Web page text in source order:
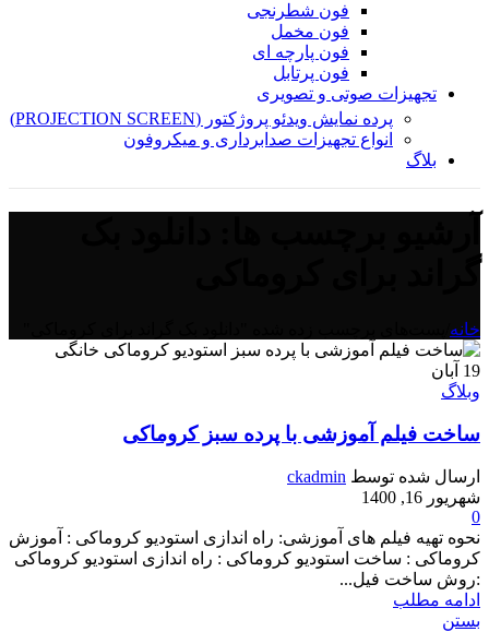
فون شطرنجی
فون مخمل
فون پارچه ای
فون پرتابل
تجهیزات صوتی و تصویری
پرده نمایش ویدئو پروژکتور (PROJECTION SCREEN)
انواع تجهیزات صدابرداری و میکروفون
بلاگ
خانه
19 آبان
وبلاگ
ساخت فیلم آموزشی با پرده سبز کروماکی
ارسال شده توسط ckadmin
شهریور 16, 1400
0
نحوه تهیه فیلم های آموزشی: راه اندازی استودیو کروماکی : آموزش
کروماکی : ساخت استودیو کروماکی : راه اندازی استودیو کروماکی
:روش ساخت فیل...
ادامه مطلب
بستن